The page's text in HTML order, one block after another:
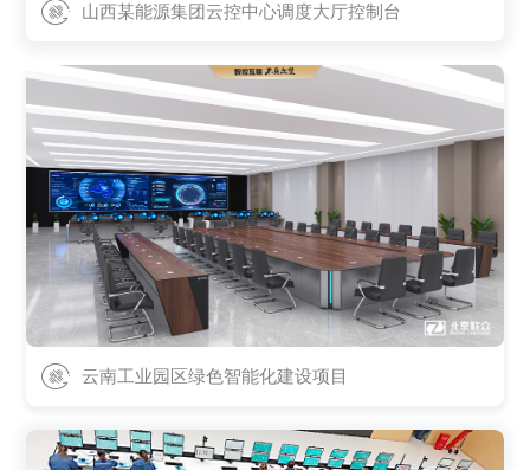
山西某能源集团云控中心调度大厅控制台
云南工业园区绿色智能化建设项目